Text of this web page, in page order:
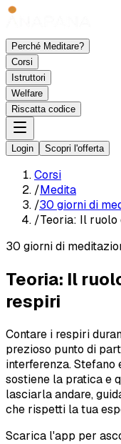
Perché Meditare?
Corsi
Istruttori
Welfare
Riscatta codice
Login Scopri l'offerta
Corsi
/Medita
/30 giorni di
/Teoria: Il
30 giorni di
Teoria: Il
respiri
Contare i respiri
prezioso punto di
interferenza. Stefano
sostiene la pratica e
lasciarla andare,
che rispetti la tua
Scarica l'app per